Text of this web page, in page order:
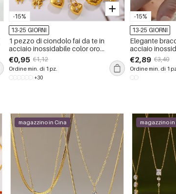
-15%
13-25 GIORNI
1 pezzo di ciondolo fai da te in
acciaio inossidabile color oro
impermeabile
€0,95 €1,12
Ordine min. di 1 pz.
+30
-15%
13-25 GIORNI
Elegante
acciaio
ciondolo a
impermeabile.
€2,89 €3,40
Ordine min. di 1
magazzino in Cina magazzino in